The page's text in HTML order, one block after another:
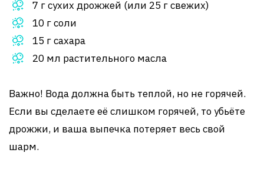
7 г сухих дрожжей (или 25 г свежих)
10 г соли
15 г сахара
20 мл растительного масла
Важно! Вода должна быть теплой, но не горячей.
Если вы сделаете её слишком горячей, то убьёте
дрожжи, и ваша выпечка потеряет весь свой
шарм.